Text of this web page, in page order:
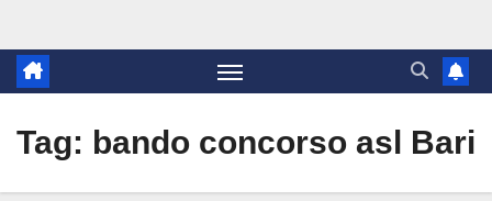
Tag: bando concorso asl Bari